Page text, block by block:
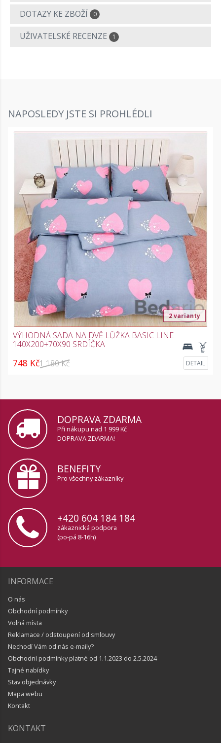
DOTAZY KE ZBOŽÍ
0
UŽIVATELSKÉ RECENZE 1
NAPOSLEDY JSTE SI PROHLÉDLI
2 varianty
VÝHODNÁ SADA NA DVĚ LŮŽKA BASIC LINE
140X200+70X90 SRDÍČKA
748 Kč1 180 Kč DETAIL
DOPRAVA ZDARMA
Při nákupu nad 1 999 Kč
DOPRAVA ZDARMA!
BENEFITY
Pro všechny zákazníky
+420 604 184 184
zákaznická podpora
(po-pá 8-16h)
INFORMACE
O nás
Obchodní podmínky
Volná místa
Reklamace / odstoupení od smlouvy
Nechodí Vám od nás e-maily?
Obchodní podmínky platné od 1.1.2023 do 2.5.2024
Tajné nabídky
Stav objednávky
Mapa webu
Kontakt
KONTAKT